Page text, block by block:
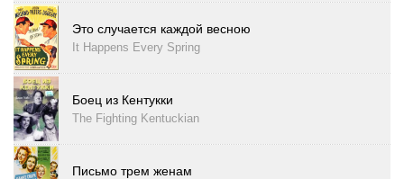
Это случается каждой весною
It Happens Every Spring
Боец из Кентукки
The Fighting Kentuckian
Письмо трем женам